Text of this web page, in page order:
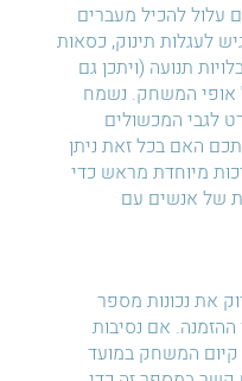
להכיל מעברים
לעגלות תינוק, כסאות
תנועה (ויתכן גם
אופי המשחק. נשמח
לגבי המכשולים
האם בכל זאת ניתן
מיוחדת מראש כדי
של אנשים עם
את נכונות מספר
אם נסיבות
המשחק במועד